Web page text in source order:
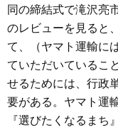
同の締結式で滝沢亮
のレビューを見ると
て、（ヤマト運輸に
ていただいているこ
せるためには、行政
要がある。ヤマト運
『選びたくなるまち